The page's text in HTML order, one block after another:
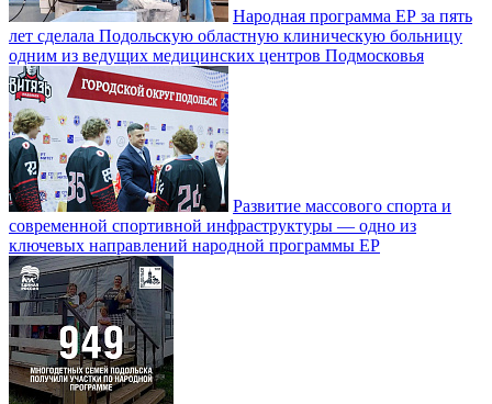
Народная программа ЕР за пять
лет сделала Подольскую областную клиническую больницу
одним из ведущих медицинских центров Подмосковья
Развитие массового спорта и
современной спортивной инфраструктуры — одно из
ключевых направлений народной программы ЕР